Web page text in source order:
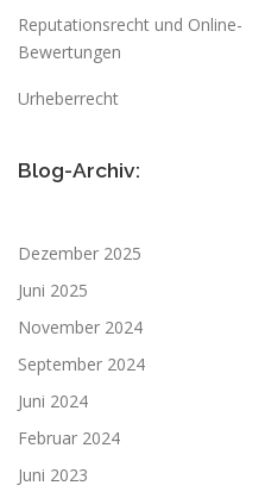
Reputationsrecht und Online-
Bewertungen
Urheberrecht
Blog-Archiv:
Dezember 2025
Juni 2025
November 2024
September 2024
Juni 2024
Februar 2024
Juni 2023